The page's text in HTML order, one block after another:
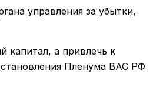
управления за убытки,
капитал, а привлечь к
Пленума ВАС РФ